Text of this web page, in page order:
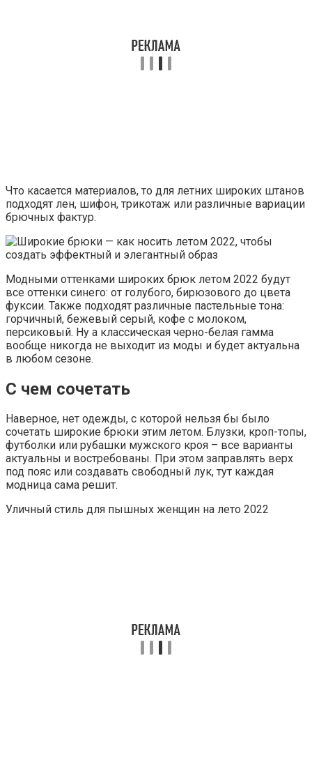
Что касается материалов, то для летних широких штанов
подходят лен, шифон, трикотаж или различные вариации
брючных фактур.
Модными оттенками широких брюк летом 2022 будут
все оттенки синего: от голубого, бирюзового до цвета
фуксии. Также подходят различные пастельные тона:
горчичный, бежевый серый, кофе с молоком,
персиковый. Ну а классическая черно-белая гамма
вообще никогда не выходит из моды и будет актуальна
в любом сезоне.
С чем сочетать
Наверное, нет одежды, с которой нельзя бы было
сочетать широкие брюки этим летом. Блузки, кроп-топы,
футболки или рубашки мужского кроя – все варианты
актуальны и востребованы. При этом заправлять верх
под пояс или создавать свободный лук, тут каждая
модница сама решит.
Уличный стиль для пышных женщин на лето 2022